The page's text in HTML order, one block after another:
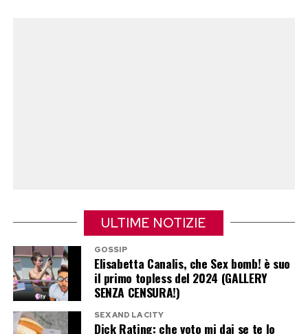
Post Views: 185
che punti sempre sull’effetto sorpresa per
restare al centro dell’attenzione mediatica.
Una cosa, però, appare evidente: nel bene o nel
male, ogni contenuto pubblicato da Belén
Rodriguez continua a diventare virale nel giro di
poche ore. E, ancora una volta, il vero vincitore
ULTIME NOTIZIE
GOSSIP
Elisabetta Canalis, che Sex bomb! è suo
il primo topless del 2024 (GALLERY
SENZA CENSURA!)
SEX AND LA CITY
Dick Rating: che voto mi dai se te lo